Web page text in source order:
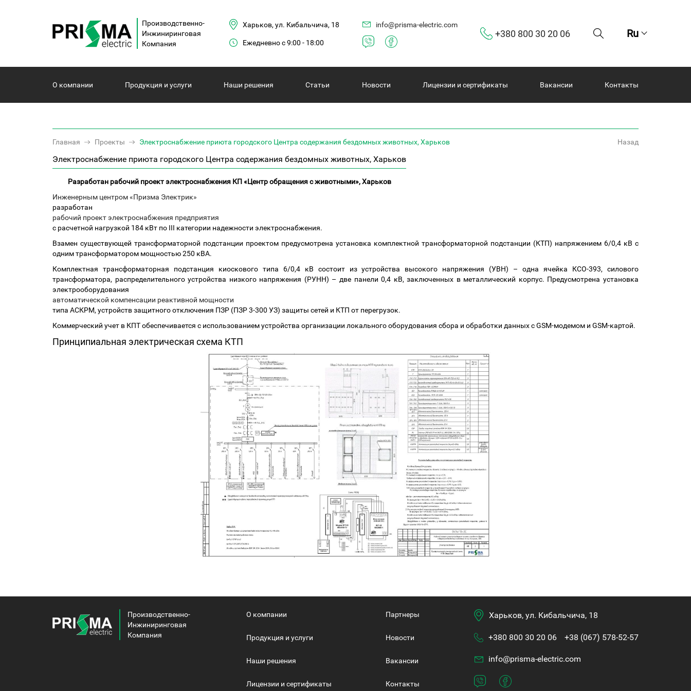
Производственно-
Инжиниринговая
Компания
Харьков, ул. Кибальчича, 18
Ежедневно с 9:00 - 18:00
info@prisma-electric.com
+380 800 30 20 06 Ru
О компании Продукция и услуги Наши решения Статьи Новости Лицензии и сертификаты Вакансии Контакты
Главная Проекты Электроснабжение приюта городского Центра содержания бездомных животных, Харьков Назад
Электроснабжение приюта городского Центра содержания бездомных животных, Харьков
Разработан рабочий проект электроснабжения КП «Центр обращения с животными», Харьков
Инженерным центром «Призма Электрик»
разработан
рабочий проект электроснабжения предприятия
с расчетной нагрузкой 184 кВт по III категории надежности электроснабжения.
Взамен существующей трансформаторной подстанции проектом предусмотрена установка комплектной трансформаторной подстанции (КТП) напряжением 6/0,4 кВ с
одним трансформатором мощностью 250 кВА.
Комплектная трансформаторная подстанция киоскового типа 6/0,4 кВ состоит из устройства высокого напряжения (УВН) – одна ячейка КСО-393, силового
трансформатора, распределительного устройства низкого напряжения (РУНН) – две панели 0,4 кВ, заключенных в металлический корпус. Предусмотрена установка
электрооборудования
автоматической компенсации реактивной мощности
типа АСКРМ, устройств защитного отключения ПЗР (ПЗР 3-300 УЗ) защиты сетей и КТП от перегрузок.
Коммерческий учет в КПТ обеспечивается с использованием устройства организации локального оборудования сбора и обработки данных с GSM-модемом и GSM-картой.
Принципиальная электрическая схема КТП
Производственно-
Инжиниринговая
Компания
О компании
Продукция и услуги
Наши решения
Лицензии и сертификаты
Партнеры
Новости
Вакансии
Контакты
Харьков, ул. Кибальчича, 18
+380 800 30 20 06 +38 (067) 578-52-57
info@prisma-electric.com